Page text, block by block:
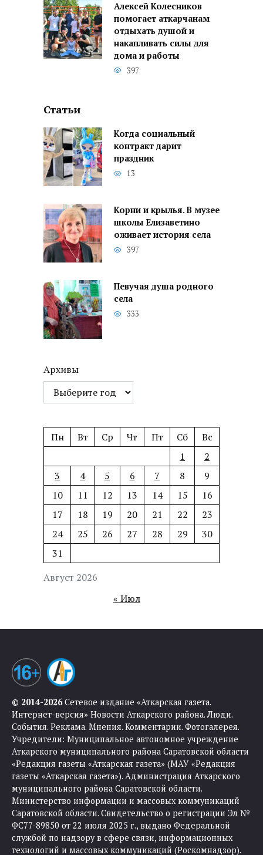
Алексей Колесников
помогает аткарчанам
отдыхать душой и
накапливать силы для
дома и работы
397
Статьи
Когда социальный
контракт дарит
праздник
13
Корни и крылья. В музее
школы Елизаветино
оживает история села
397
Певучая душа родного
села
333
Архивы
Август 2026
Пн Вт Ср Чт Пт Сб
Вс
1
2
3
4 5 6 7 8
9
10
11 12 13 14 15
16
17
18 19 20 21 22
23
24
25 26 27 28 29
30
31
« Июл
© 2014-2026Сетевое издание «Аткарская газета.
Интернет-версия» Новости Аткарского района. Люди.
События. Реклама. Мнения. Комментарии. Фотогалерея.
Учредители: Муниципальное автономное учреждение
Аткарского муниципального района Саратовской области
«Редакция газеты «Аткарская газета» (МАУ «Редакция
газеты «Аткарская газета»). Администрация Аткарского
муниципального района Саратовской области.
Министерство информации и массовых коммуникаций
Саратовской области. Свидетельство о регистрации Эл №
ФС77-89850 от 22 июля 2025 г., выдано Федеральной
службой по надзору в сфере связи, информационных
технологий и массовых коммуникаций (Роскомнадзор).